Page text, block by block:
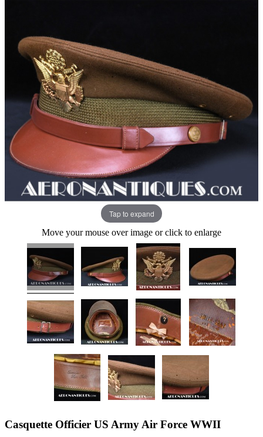
Tap to expand
Move your mouse over image or click to enlarge
Casquette Officier US Army Air Force WWII